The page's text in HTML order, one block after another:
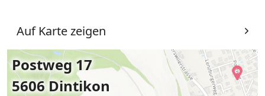
Auf Karte zeigen
Postweg 17
5606 Dintikon